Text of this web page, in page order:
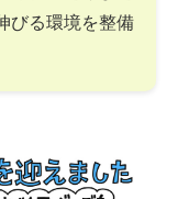
びる環境を整備